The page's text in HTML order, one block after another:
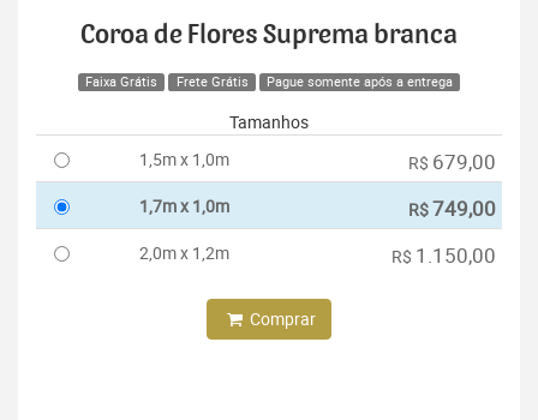
Coroa de Flores Suprema branca
Faixa Grátis Frete Grátis Pague somente após a entrega
Tamanhos
1,5m x 1,0m
R$ 679,00
1,7m x 1,0m R$749,00
2,0m x 1,2m R$ 1.150,00
Comprar